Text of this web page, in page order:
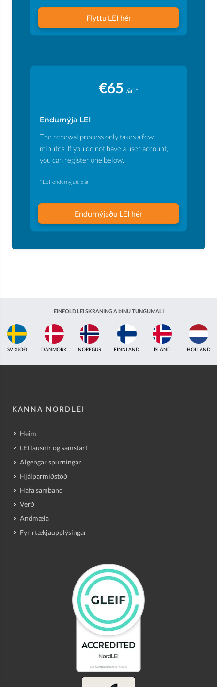
Flyttu LEI hér
€65 /ári *
Endurnýja LEI
The renewal process only takes a few
minutes. If you do not have a user account,
you can register one below.
* LEI-endurnýjun, 5 ár
Endurnýjaðu LEI hér
EINFÖLD LEI SKRÁNING Á ÞÍNU TUNGUMÁLI
ÍSLAND HOLLAND BRETLAND INDLAND EISTLAND ÁSTRALÍA
KANNA NORDLEI
Heim
LEI lausnir og samstarf
Algengar spurningar
Hjálparmiðstöð
Hafa samband
Verð
Andmæla
Fyrirtækjaupplýsingar